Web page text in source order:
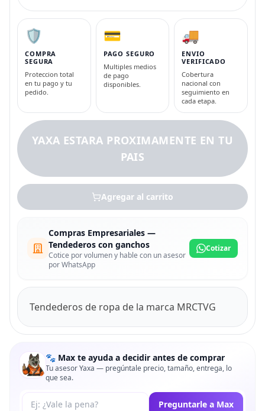
🛡️
COMPRA
SEGURA
Proteccion total
en tu pago y tu
pedido.
💳
PAGO SEGURO
Multiples medios
de pago
disponibles.
🚚
ENVIO
VERIFICADO
Cobertura
nacional con
seguimiento en
cada etapa.
YAXA ESTARA PROXIMAMENTE EN TU
PAIS
Agregar al carrito
Compras Empresariales —
Tendederos con ganchos
Cotice por volumen y hable con un asesor
por WhatsApp
Cotizar
Tendederos de ropa de la marca MRCTVG
🐾 Max te ayuda a decidir antes de comprar
Tu asesor Yaxa — pregúntale precio, tamaño, entrega, lo
que sea.
Tu pregunta a Max Preguntarle a Max